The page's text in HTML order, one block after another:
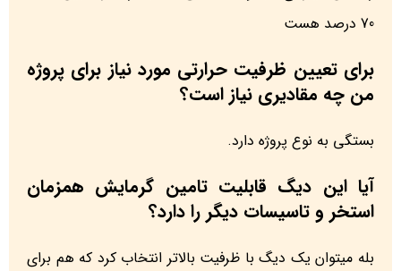
70 درصد هست
برای تعیین ظرفیت حرارتی مورد نیاز برای پروژه
من چه مقادیری نیاز است؟
بستگی به نوع پروژه دارد.
آیا این دیگ قابلیت تامین گرمایش همزمان
استخر و تاسیسات دیگر را دارد؟
بله میتوان یک دیگ با ظرفیت بالاتر انتخاب کرد که هم برای